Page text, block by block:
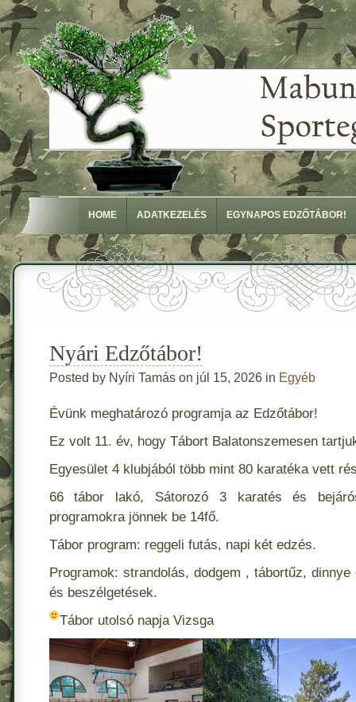
HOME ADATKEZELÉS EGYNAPOS EDZŐTÁBOR!
Nyári Edzőtábor!
Posted by Nyíri Tamás on júl 15, 2026 in Egyéb
Évünk meghatározó programja az Edzőtábor!
Ez volt 11. év, hogy Tábort Balatonszemesen
Egyesület 4 klubjából több mint 80 karatéka vett
66 tábor lakó, Sátorozó 3 karatés és
programokra jönnek be 14fő.
Tábor program: reggeli futás, napi két edzés.
Programok: strandolás, dodgem , tábortűz,
és beszélgetések.
Tábor utolsó napja Vizsga